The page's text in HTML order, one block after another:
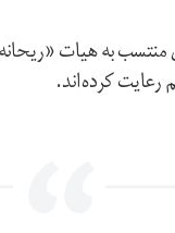
منتسب به هیات
کرده‌اند.